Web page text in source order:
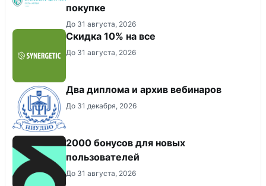
покупке
До 31 августа, 2026
Скидка 10% на все
До 31 августа, 2026
Два диплома и архив вебинаров
До 31 декабря, 2026
2000 бонусов для новых
пользователей
До 31 августа, 2026